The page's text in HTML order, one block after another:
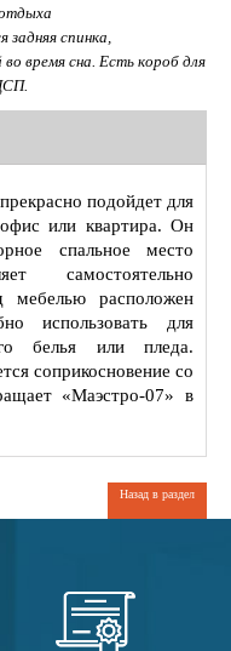
задняя спинка,
время сна. Есть короб для
подойдет для
или квартира. Он
спальное место
самостоятельно
мебелью расположен
использовать для
белья или пледа.
соприкосновение со
«Маэстро-07» в
Назад в раздел